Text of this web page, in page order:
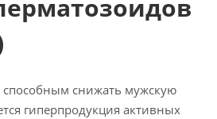
снижать мужскую
гиперпродукция активных